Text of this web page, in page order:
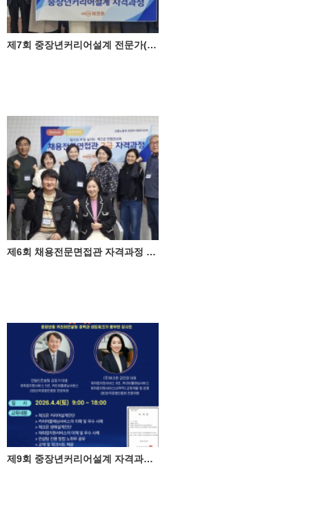
제7회 중장년커리어설계 전문가(체크온검사HR전문가) 자격과정 성료
제6회 채용전문면접관 자격과정 성료
제9회 중장년커리어설계 자격과정(4월 4일)